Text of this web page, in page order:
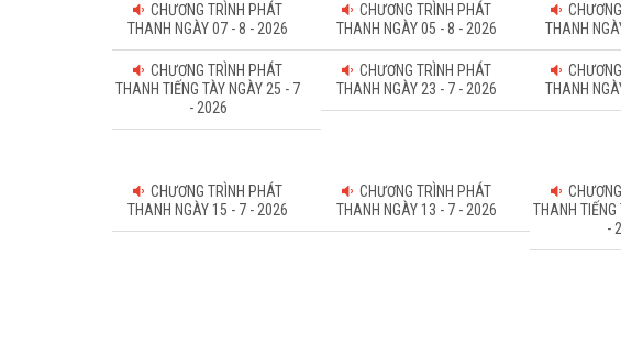
CHƯƠNG TRÌNH PHÁT
THANH NGÀY 07 - 8 - 2026
CHƯƠNG TRÌNH PHÁT
THANH NGÀY 05 - 8 - 2026
THANH
CHƯƠNG TRÌNH PHÁT
THANH TIẾNG TÀY NGÀY 25 - 7
- 2026
CHƯƠNG TRÌNH PHÁT
THANH NGÀY 23 - 7 - 2026
THANH
CHƯƠNG TRÌNH PHÁT
THANH NGÀY 15 - 7 - 2026
CHƯƠNG TRÌNH PHÁT
THANH NGÀY 13 - 7 - 2026
THANH
-